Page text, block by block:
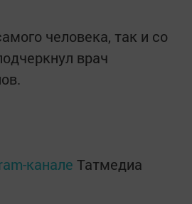
человека, так и со
врач
канале Татмедиа